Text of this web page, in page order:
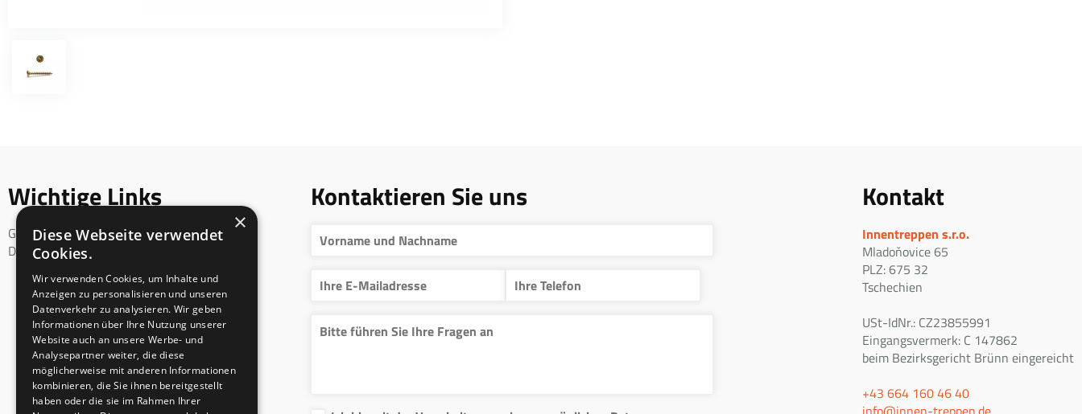
Wichtige Links
Geschäftsbedingungen
DSGVO
Kontaktieren Sie uns Kontakt
Innentreppen s.r.o.
Mladoňovice 65
PLZ: 675 32
Tschechien
USt-IdNr.: CZ23855991
Eingangsvermerk: C 147862
beim Bezirksgericht Brünn eingereicht
+43 664 160 46 40
×
Diese Webseite verwendet
Cookies.
Wir verwenden Cookies, um Inhalte und
Anzeigen zu personalisieren und unseren
Datenverkehr zu analysieren. Wir geben
Informationen über Ihre Nutzung unserer
Website auch an unsere Werbe- und
Analysepartner weiter, die diese
möglicherweise mit anderen Informationen
kombinieren, die Sie ihnen bereitgestellt
haben oder die sie im Rahmen Ihrer